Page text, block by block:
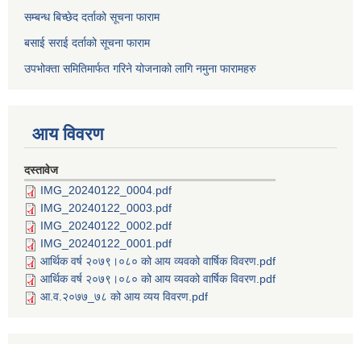
सम्बन्ध बिच्छेद दर्ताको सूचना फाराम
बसाई सराई दर्ताको सूचना फाराम
उपभोक्ता समितिमार्फत गरिने योजनाको लागि नमुना फारामहरु
आय विवरण
दस्तावेज
IMG_20240122_0004.pdf
IMG_20240122_0003.pdf
IMG_20240122_0002.pdf
IMG_20240122_0001.pdf
आर्थिक वर्ष २०७९।०८० को आय व्यवको वार्षिक विवरण.pdf
आर्थिक वर्ष २०७९।०८० को आय व्यवको वार्षिक विवरण.pdf
आ.व.२०७७_७८ को आय व्यय विवरण.pdf